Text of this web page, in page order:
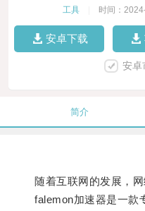
工具 时间：
安卓下载
安卓
简介
随着互联网的发展，网
falemon加速器是一款